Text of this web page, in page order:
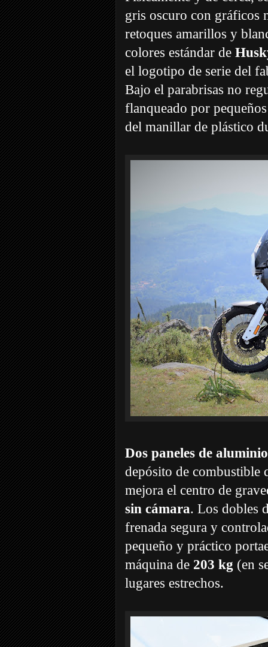
gris oscuro con gráficos
retoques amarillos y
colores estándar de
el logotipo de serie del
Bajo el parabrisas no
flanqueado por
del manillar de plástico
Dos paneles de
depósito de combustible
mejora el centro de
sin cámara. Los dobles
frenada segura y
pequeño y práctico
máquina de 203 kg (en
lugares estrechos.